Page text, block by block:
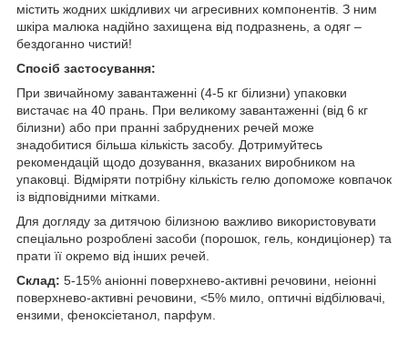
містить жодних шкідливих чи агресивних компонентів. З ним
шкіра малюка надійно захищена від подразнень, а одяг –
бездоганно чистий!
Спосіб застосування:
При звичайному завантаженні (4-5 кг білизни) упаковки
вистачає на 40 прань. При великому завантаженні (від 6 кг
білизни) або при пранні забруднених речей може
знадобитися більша кількість засобу. Дотримуйтесь
рекомендацій щодо дозування, вказаних виробником на
упаковці. Відміряти потрібну кількість гелю допоможе ковпачок
із відповідними мітками.
Для догляду за дитячою білизною важливо використовувати
спеціально розроблені засоби (порошок, гель, кондиціонер) та
прати її окремо від інших речей.
Склад: 5-15% аніонні поверхнево-активні речовини, неіонні
поверхнево-активні речовини, <5% мило, оптичні відбілювачі,
ензими, феноксіетанол, парфум.